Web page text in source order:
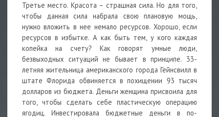
Третье место. Красота – страшная сила. Но для того,
чтобы данная сила набрала свою плановую мощь,
нужно вложить в нее немало ресурсов. Хорошо, если
ресурсов в избытке. А как быть тем, у кого каждая
копейка на счету? Как говорят умные люди,
безвыходных ситуаций не бывает в принципе. 33-
летняя жительница американского города Гейнсвилл в
штате Флорида обвиняется в похищении 93 тысяч
долларов из бюджета. Деньги женщина присвоила для
того, чтобы сделать себе пластическую операцию
ягодиц. Инвестировала бюджетные деньги в по-